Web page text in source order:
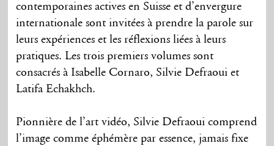
contemporaines actives en Suisse et d’envergure
internationale sont invitées à prendre la parole sur
leurs expériences et les réflexions liées à leurs
pratiques. Les trois premiers volumes sont
consacrés à Isabelle Cornaro, Silvie Defraoui et
Latifa Echakhch.
Pionnière de l’art vidéo, Silvie Defraoui comprend
l’image comme éphémère par essence, jamais fixe